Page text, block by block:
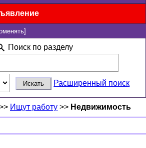
Поиск по разделу
Расширенный поиск
Ищут работу >> Недвижимость